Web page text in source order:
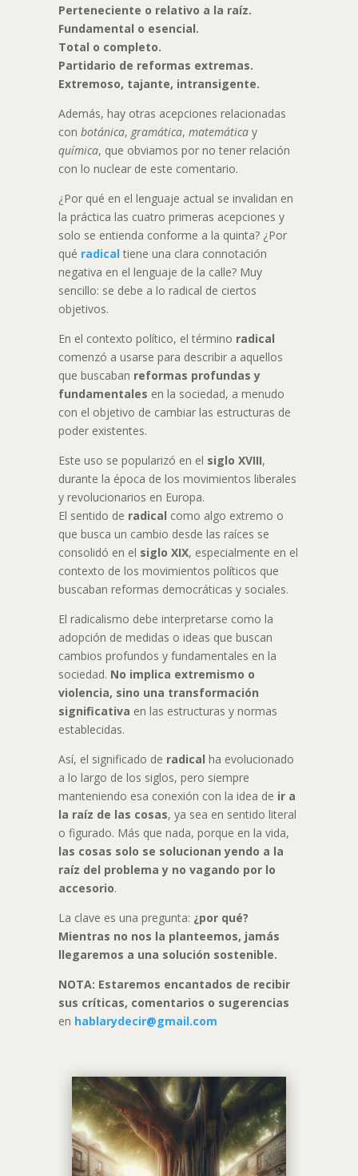
Perteneciente o relativo a la raíz.
Fundamental o esencial.
Total o completo.
Partidario de reformas extremas.
Extremoso, tajante, intransigente.
Además, hay otras acepciones relacionadas
con botánica, gramática, matemática y
química, que obviamos por no tener relación
con lo nuclear de este comentario.
¿Por qué en el lenguaje actual se invalidan en
la práctica las cuatro primeras acepciones y
solo se entienda conforme a la quinta? ¿Por
qué radical tiene una clara connotación
negativa en el lenguaje de la calle? Muy
sencillo: se debe a lo radical de ciertos
objetivos.
En el contexto político, el término radical
comenzó a usarse para describir a aquellos
que buscaban reformas profundas y
fundamentales en la sociedad, a menudo
con el objetivo de cambiar las estructuras de
poder existentes.
Este uso se popularizó en el siglo XVIII,
durante la época de los movimientos liberales
y revolucionarios en Europa.
El sentido de radical como algo extremo o
que busca un cambio desde las raíces se
consolidó en el siglo XIX, especialmente en el
contexto de los movimientos políticos que
buscaban reformas democráticas y sociales.
El radicalismo debe interpretarse como la
adopción de medidas o ideas que buscan
cambios profundos y fundamentales en la
sociedad. No implica extremismo o
violencia, sino una transformación
significativa en las estructuras y normas
establecidas.
Así, el significado de radical ha evolucionado
a lo largo de los siglos, pero siempre
manteniendo esa conexión con la idea de ir a
la raíz de las cosas, ya sea en sentido literal
o figurado. Más que nada, porque en la vida,
las cosas solo se solucionan yendo a la
raíz del problema y no vagando por lo
accesorio.
La clave es una pregunta: ¿por qué?
Mientras no nos la planteemos, jamás
llegaremos a una solución sostenible.
NOTA: Estaremos encantados de recibir
sus críticas, comentarios o sugerencias
en hablarydecir@gmail.com